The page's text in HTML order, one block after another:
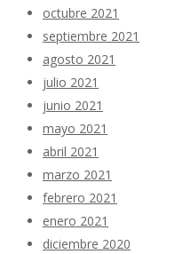
octubre 2021
septiembre 2021
agosto 2021
julio 2021
junio 2021
mayo 2021
abril 2021
marzo 2021
febrero 2021
enero 2021
diciembre 2020